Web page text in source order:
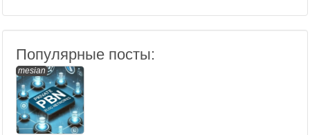
Популярные посты:
mesian